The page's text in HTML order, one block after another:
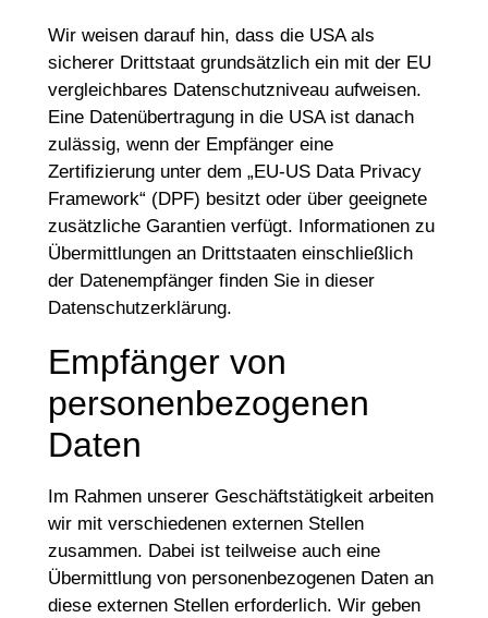
Wir weisen darauf hin, dass die USA als
sicherer Drittstaat grundsätzlich ein mit der EU
vergleichbares Datenschutzniveau aufweisen.
Eine Datenübertragung in die USA ist danach
zulässig, wenn der Empfänger eine
Zertifizierung unter dem „EU-US Data Privacy
Framework“ (DPF) besitzt oder über geeignete
zusätzliche Garantien verfügt. Informationen zu
Übermittlungen an Drittstaaten einschließlich
der Datenempfänger finden Sie in dieser
Datenschutzerklärung.
Empfänger von
personenbezogenen
Daten
Im Rahmen unserer Geschäftstätigkeit arbeiten
wir mit verschiedenen externen Stellen
zusammen. Dabei ist teilweise auch eine
Übermittlung von personenbezogenen Daten an
diese externen Stellen erforderlich. Wir geben